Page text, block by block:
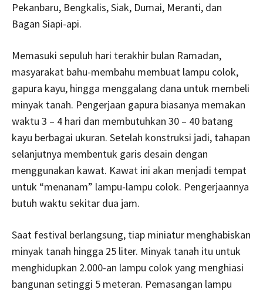
Pekanbaru, Bengkalis, Siak, Dumai, Meranti, dan
Bagan Siapi-api.
Memasuki sepuluh hari terakhir bulan Ramadan,
masyarakat bahu-membahu membuat lampu colok,
gapura kayu, hingga menggalang dana untuk membeli
minyak tanah. Pengerjaan gapura biasanya memakan
waktu 3 – 4 hari dan membutuhkan 30 – 40 batang
kayu berbagai ukuran. Setelah konstruksi jadi, tahapan
selanjutnya membentuk garis desain dengan
menggunakan kawat. Kawat ini akan menjadi tempat
untuk “menanam” lampu-lampu colok. Pengerjaannya
butuh waktu sekitar dua jam.
Saat festival berlangsung, tiap miniatur menghabiskan
minyak tanah hingga 25 liter. Minyak tanah itu untuk
menghidupkan 2.000-an lampu colok yang menghiasi
bangunan setinggi 5 meteran. Pemasangan lampu